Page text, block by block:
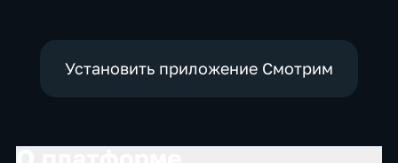
Установить приложение Смотрим